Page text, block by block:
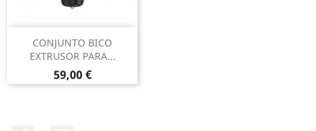
CONJUNTO BICO
EXTRUSOR PARA...
Preço
59,00 €